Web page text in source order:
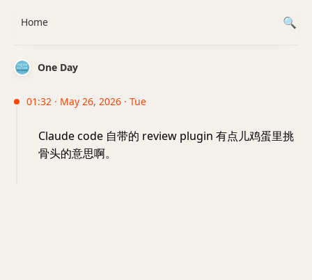
One Day
01:32 · May 26, 2026 · Tue
Claude code 自带的 review plugin 有点儿鸡蛋里挑
骨头的意思啊。
Home